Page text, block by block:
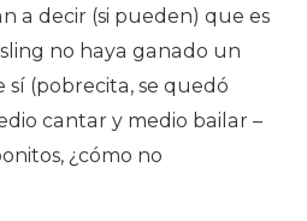
a decir (si pueden) que es
no haya ganado un
sí (pobrecita, se quedó
cantar y medio bailar –
¿cómo no